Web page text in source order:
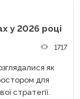
у 2026 році
1717
як
для
стратегії.